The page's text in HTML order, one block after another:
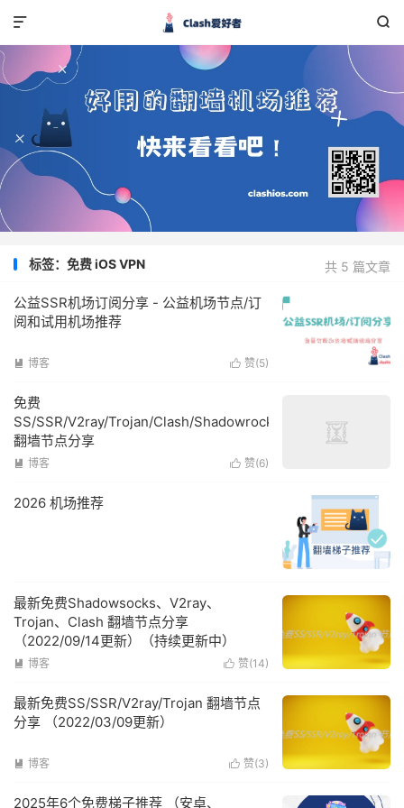


共 5 篇文章
标签：免费 iOS VPN
公益SSR机场订阅分享 - 公益机场节点/订
阅和试用机场推荐
 赞(5)
 博客
免费
SS/SSR/V2ray/Trojan/Clash/Shadowrocket
翻墙节点分享
 赞(6)
 博客
2026 机场推荐
最新免费Shadowsocks、V2ray、
Trojan、Clash 翻墙节点分享
（2022/09/14更新）（持续更新中）
 赞(14)
 博客
最新免费SS/SSR/V2ray/Trojan 翻墙节点
分享 （2022/03/09更新）
 赞(3)
 博客
2025年6个免费梯子推荐 （安卓、